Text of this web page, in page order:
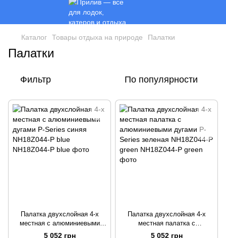
Каталог Товары отдыха на природе Палатки
Палатки
Фильтр По популярности
Палатка двухслойная 4-х
местная с алюминиевыми
дугами P-Series синяя
5 052 грн
Палатка двухслойная 4-х
местная палатка с
алюминиевыми дугами P-
5 052 грн